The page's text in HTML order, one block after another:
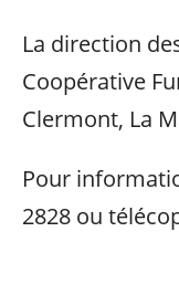
La direction
Coopérative
Clermont, La
Pour
2828 ou